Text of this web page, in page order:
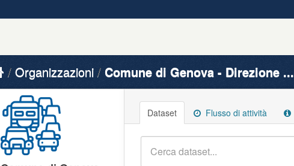
Organizzazioni Comune di Genova - Direzione ...
Dataset Flusso di attività